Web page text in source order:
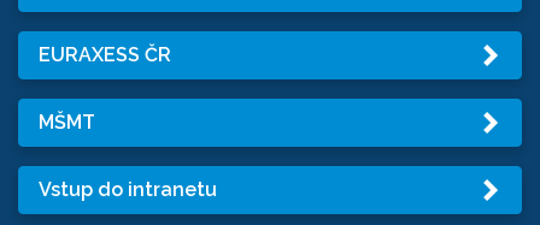
EURAXESS ČR
MŠMT
Vstup do intranetu